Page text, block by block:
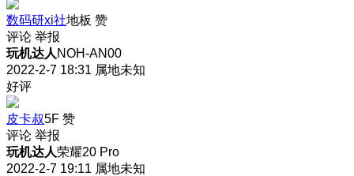
数码研xi社地板 赞
评论 举报
玩机达人 NOH-AN00
2022-2-7 18:31 属地未知
好评
皮卡叔5F 赞
评论 举报
玩机达人荣耀20 Pro
2022-2-7 19:11 属地未知